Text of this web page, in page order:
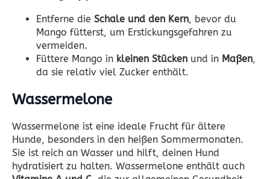
Entferne die Schale und den Kern, bevor du
Mango fütterst, um Erstickungsgefahren zu
vermeiden.
Füttere Mango in kleinen Stücken und in Maßen,
da sie relativ viel Zucker enthält.
Wassermelone
Wassermelone ist eine ideale Frucht für ältere
Hunde, besonders in den heißen Sommermonaten.
Sie ist reich an Wasser und hilft, deinen Hund
hydratisiert zu halten. Wassermelone enthält auch